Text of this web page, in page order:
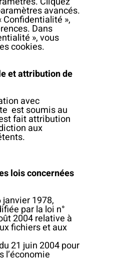
avancés.
Confidentialité »,
Dans
», vous
cookies.
et attribution de
avec
est soumis au
fait attribution
aux
lois concernées
janvier 1978,
par la loi n°
2004 relative à
fichiers et aux
21 juin 2004 pour
l’économie